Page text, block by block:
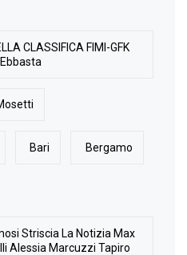
CLASSIFICA FIMI-GFK
Bari Bergamo
Striscia La Notizia Max
Alessia Marcuzzi Tapiro